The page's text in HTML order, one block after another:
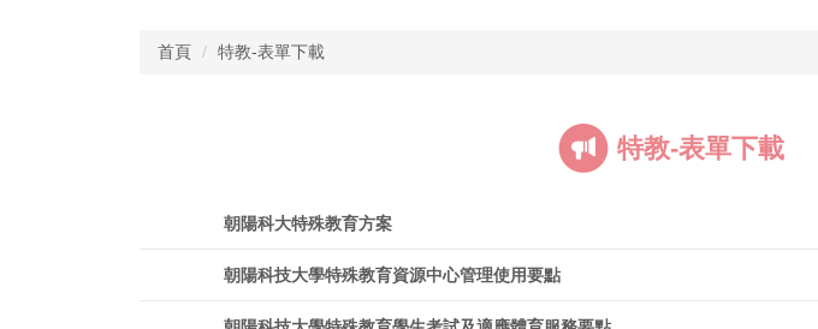
首頁 特教-表單下載
特教-表單下載
朝陽科大特殊教育方案
朝陽科技大學特殊教育資源中心管理使用要點